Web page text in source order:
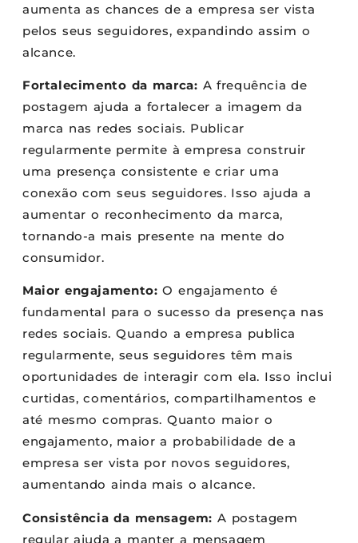
aumenta as chances de a empresa ser vista
pelos seus seguidores, expandindo assim o
alcance.
Fortalecimento da marca: A frequência de
postagem ajuda a fortalecer a imagem da
marca nas redes sociais. Publicar
regularmente permite à empresa construir
uma presença consistente e criar uma
conexão com seus seguidores. Isso ajuda a
aumentar o reconhecimento da marca,
tornando-a mais presente na mente do
consumidor.
Maior engajamento: O engajamento é
fundamental para o sucesso da presença nas
redes sociais. Quando a empresa publica
regularmente, seus seguidores têm mais
oportunidades de interagir com ela. Isso inclui
curtidas, comentários, compartilhamentos e
até mesmo compras. Quanto maior o
engajamento, maior a probabilidade de a
empresa ser vista por novos seguidores,
aumentando ainda mais o alcance.
Consistência da mensagem: A postagem
regular ajuda a manter a mensagem